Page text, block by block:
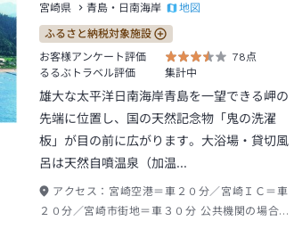
宮崎県 青島・日南海岸 地図
ふるさと納税対象施設
お客様アンケート評価
78点
るるぶトラベル評価
集計中
雄大な太平洋日南海岸青島を一望できる岬の
先端に位置し、国の天然記念物「鬼の洗濯
板」が目の前に広がります。大浴場・貸切風
呂は天然自噴温泉（加温…
アクセス： 宮崎空港＝車２０分／宮崎ＩＣ＝車
２０分／宮崎市街地＝車３０分 公共機関の場合：